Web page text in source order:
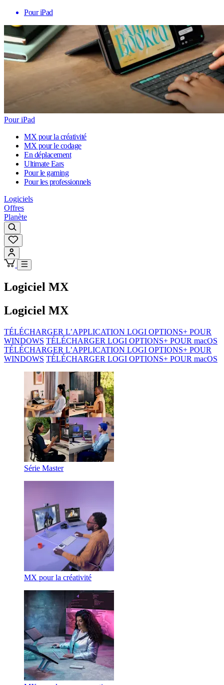
Pour iPad
Pour iPad
MX pour la créativité
MX pour le codage
En déplacement
Ultimate Ears
Pour le gaming
Pour les professionnels
Logiciels
Offres
Planète
Logiciel MX
Logiciel MX
TÉLÉCHARGER L’APPLICATION LOGI OPTIONS+ POUR
WINDOWS TÉLÉCHARGER LOGI OPTIONS+ POUR macOS
TÉLÉCHARGER L’APPLICATION LOGI OPTIONS+ POUR
WINDOWS TÉLÉCHARGER LOGI OPTIONS+ POUR macOS
Série Master
MX pour la créativité